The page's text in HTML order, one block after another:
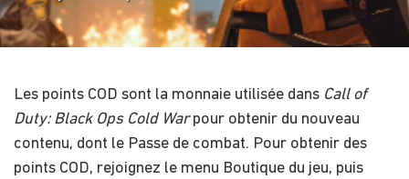
Les points COD sont la monnaie utilisée dans ​​ Call of
Duty: Black Ops Cold War​​ pour obtenir du nouveau
contenu, dont le Passe de combat. Pour obtenir des
points COD, rejoignez le menu ​​Boutique​​ du jeu, puis